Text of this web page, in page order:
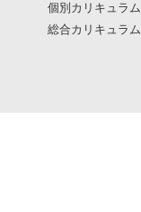
個別カリキュラム
総合カリキュラム